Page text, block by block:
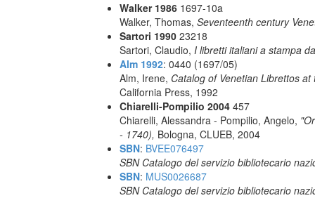
Walker 1986 1697-10a
Walker, Thomas, Seventeenth century
Sartori 1990 23218
Sartori, Claudio, I libretti italiani a stampa
Alm 1992: 0440 (1697/05)
Alm, Irene, Catalog of Venetian Librettos
California Press, 1992
Chiarelli-Pompilio 2004 457
Chiarelli, Alessandra - Pompilio, Angelo,
- 1740), Bologna, CLUEB, 2004
SBN: BVEE076497
SBN Catalogo del servizio bibliotecario
SBN: MUS0026687
SBN Catalogo del servizio bibliotecario